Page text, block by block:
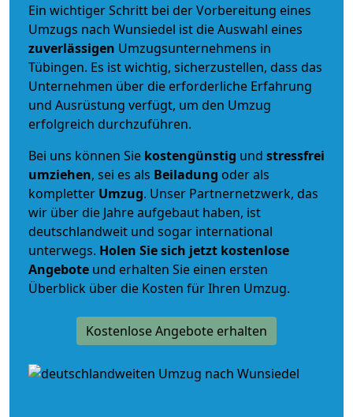
Ein wichtiger Schritt bei der Vorbereitung eines
Umzugs nach Wunsiedel ist die Auswahl eines
zuverlässigen Umzugsunternehmens in
Tübingen. Es ist wichtig, sicherzustellen, dass das
Unternehmen über die erforderliche Erfahrung
und Ausrüstung verfügt, um den Umzug
erfolgreich durchzuführen.
Bei uns können Sie kostengünstig und stressfrei
umziehen, sei es als Beiladung oder als
kompletter Umzug. Unser Partnernetzwerk, das
wir über die Jahre aufgebaut haben, ist
deutschlandweit und sogar international
unterwegs. Holen Sie sich jetzt kostenlose
Angebote und erhalten Sie einen ersten
Überblick über die Kosten für Ihren Umzug.
Kostenlose Angebote erhalten